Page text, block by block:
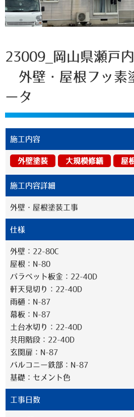
23009_岡山県瀬戸
外壁・屋根フッ
ータ
施工内容
外壁塗装 大規模修繕 屋
施工内容詳細
外壁・屋根塗装工事
仕様
外壁：22-80C
屋根：N-80
パラペット板金：22-40D
軒天見切り：22-40D
雨樋：N-87
幕板：N-87
土台水切り：22-40D
共用階段：22-40D
玄関扉：N-87
バルコニー鉄部：N-87
基礎：セメント色
工事日数